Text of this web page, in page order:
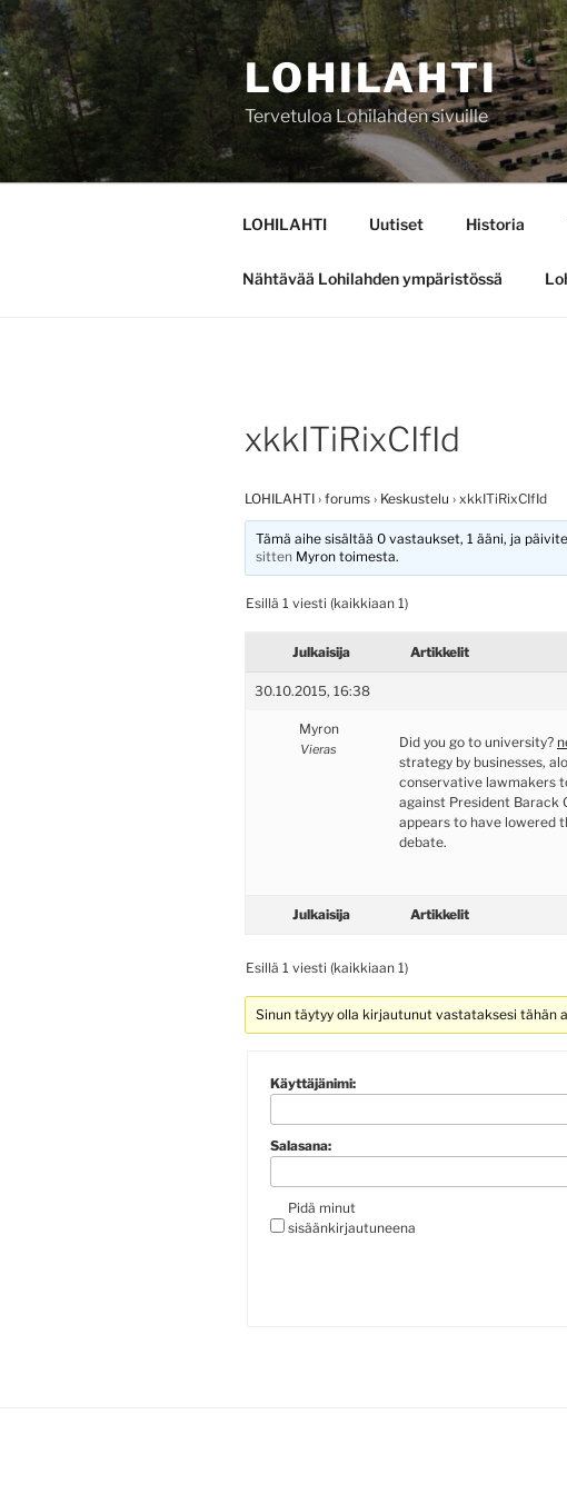
Siirry
sisältöön
LOHILAHTI
Tervetuloa Lohilahden sivuille
LOHILAHTI Uutiset Historia
Nähtävää Lohilahden ympäristössä
xkkITiRixCIfId
LOHILAHTI › forums › Keskustelu › xkkITiRixCIfId
Tämä aihe sisältää 0 vastaukset, 1 ääni, ja
sitten Myron toimesta.
Esillä 1 viesti (kaikkiaan 1)
Julkaisija Artikkelit
30.10.2015, 16:38
Myron
Vieras Did you go to university?
strategy by businesses,
conservative lawmakers
against President Barack
appears to have lowered
debate.
Julkaisija Artikkelit
Esillä 1 viesti (kaikkiaan 1)
Sinun täytyy olla kirjautunut vastataksesi tähän
Käyttäjänimi:
Salasana:
Pidä minut
sisäänkirjautuneena